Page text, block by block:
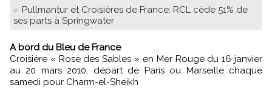
Pullmantur et Croisières de France: RCL cède 51% de
ses parts à Springwater
A bord du Bleu de France
Croisière « Rose des Sables » en Mer Rouge du 16 janvier
au 20 mars 2010, départ de Paris ou Marseille chaque
samedi pour Charm-el-Sheikh